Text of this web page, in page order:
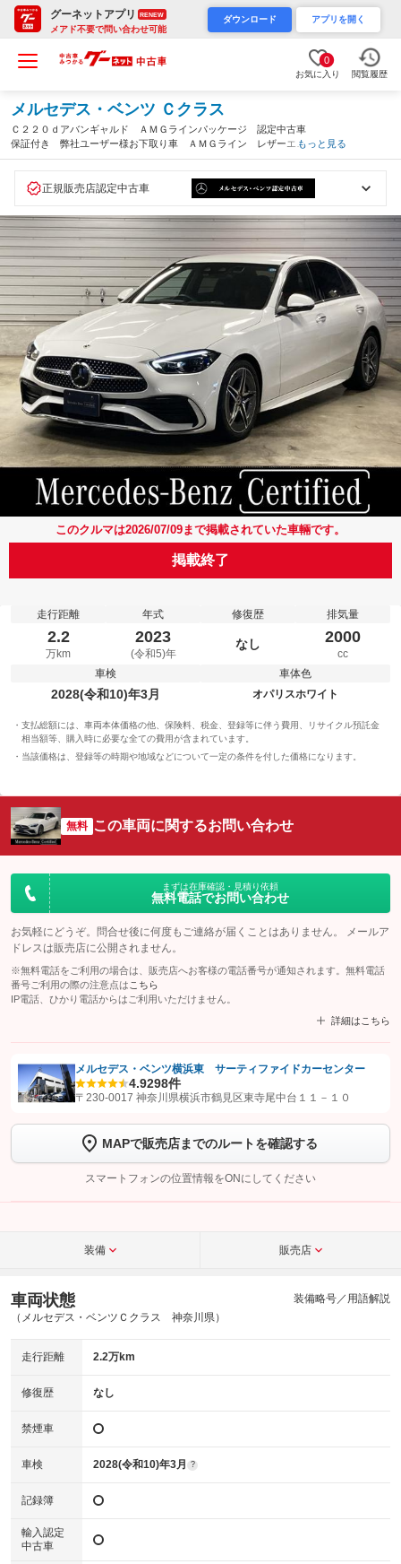
グーネットアプリ RENEW
メアド不要で問い合わせ可能
ダウンロード アプリを開く
0
お気に入り 閲覧履歴
メルセデス・ベンツ Ｃクラス
Ｃ２２０ｄアバンギャルド ＡＭＧラインパッケージ 認定中古車
保証付き 弊社ユーザー様お下取り車 ＡＭＧライン レザーエク
スクルーシブパッケージ 本革シート ３６０°カメラシステム
（神奈川県）
もっと見る
正規販売店認定中古車
このクルマは2026/07/09まで掲載されていた車輛です。
掲載終了
走行距離
2.2
万km
年式
2023
(令和5)年
修復歴
なし
排気量
2000
cc
車検
2028(令和10)年3月
車体色
オパリスホワイト
支払総額には、車両本体価格の他、保険料、税金、登録等に伴う費用、リサイクル預託金
相当額等、購入時に必要な全ての費用が含まれています。
当該価格は、登録等の時期や地域などについて一定の条件を付した価格になります。
無料 この車両に関するお問い合わせ
まずは在庫確認・見積り依頼
無料電話でお問い合わせ
お気軽にどうぞ。問合せ後に何度もご連絡が届くことはありません。 メールア
ドレスは販売店に公開されません。
※無料電話をご利用の場合は、販売店へお客様の電話番号が通知されます。無料電話
番号ご利用の際の注意点は こちら
IP電話、ひかり電話からはご利用いただけません。
詳細はこちら
【STEP1】認証画面でグーネットを友だち追加してから「許可する」ボタンを押
トーク画面で
ボタンをタップして問い合わせを
完了してください。
こちら
メルセデス・ベンツ横浜東 サーティファイドカーセンター
4.9298件
〒230-0017 神奈川県横浜市鶴見区東寺尾中台１１－１０
MAPで販売店までのルートを確認する
スマートフォンの位置情報をONにしてください
装備 販売店
車両状態
（メルセデス・ベンツＣクラス 神奈川県）
装備略号／用語解説
走行距離 2.2万km
修復歴 なし
禁煙車
車検 2028(令和10)年3月 ?
記録簿
輸入認定
中古車